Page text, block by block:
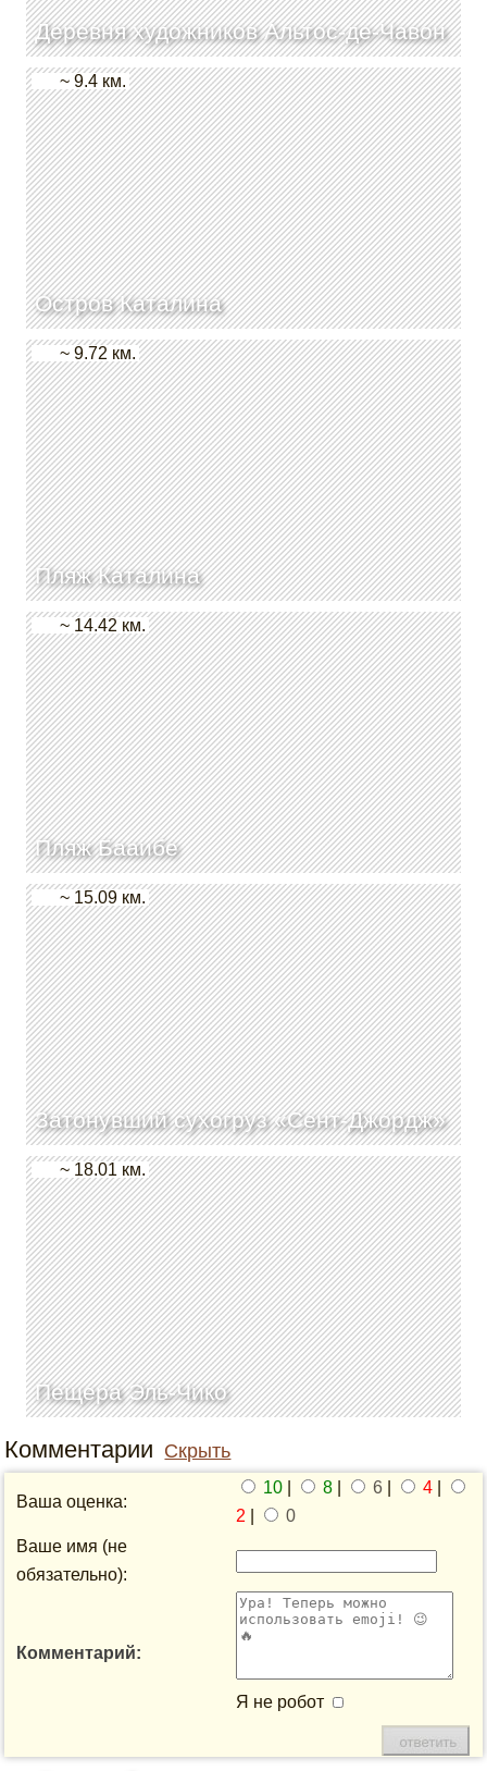
Деревня художников Альтос-де-Чавон
Остров Каталина
~ 9.4 км.
Пляж Каталина
~ 9.72 км.
Пляж Бааибе
~ 14.42 км.
Затонувший сухогруз «Сент-Джордж»
~ 15.09 км.
Пещера Эль-Чико
~ 18.01 км.
Комментарии Скрыть
Ваша оценка:
10 8 6 4
2
0
Ваше имя (не
обязательно):
Комментарий:
Я не робот